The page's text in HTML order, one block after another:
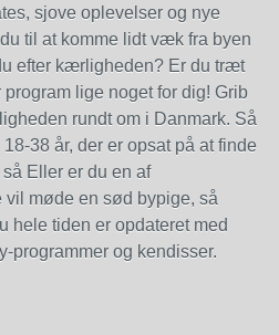
sjove oplevelser og nye
til at komme lidt væk fra byen
efter kærligheden? Er du træt
lige noget for dig! Grib
rundt om i Danmark. Så
38 år, der er opsat på at finde
Eller er du en af
vil møde en sød bypige, så
hele tiden er opdateret med
programmer og kendisser.